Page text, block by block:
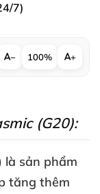
7)
− 100% +
(G20):
là sản phẩm
tăng thêm